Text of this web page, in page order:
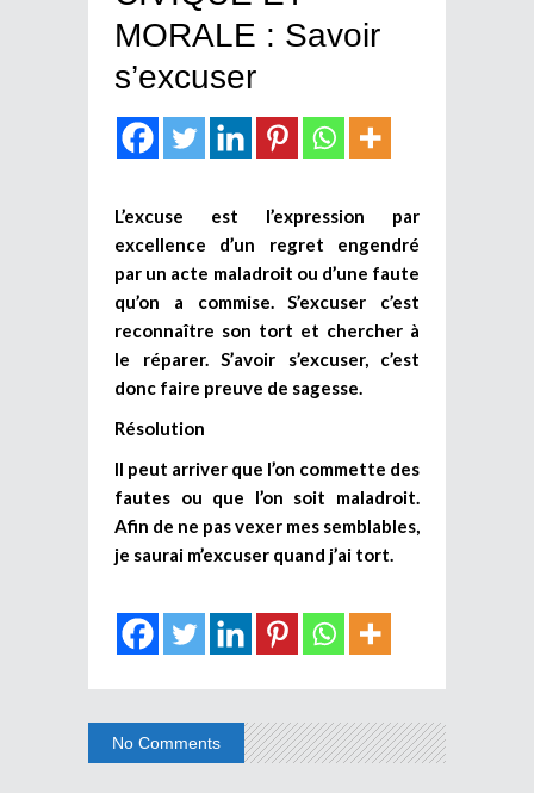
MORALE : Savoir
s’excuser
L’excuse est l’expression par
excellence d’un regret engendré
par un acte maladroit ou d’une faute
qu’on a commise. S’excuser c’est
reconnaître son tort et chercher à
le réparer. S’avoir s’excuser, c’est
donc faire preuve de sagesse.
Résolution
Il peut arriver que l’on commette des
fautes ou que l’on soit maladroit.
Afin de ne pas vexer mes semblables,
je saurai m’excuser quand j’ai tort.
No Comments